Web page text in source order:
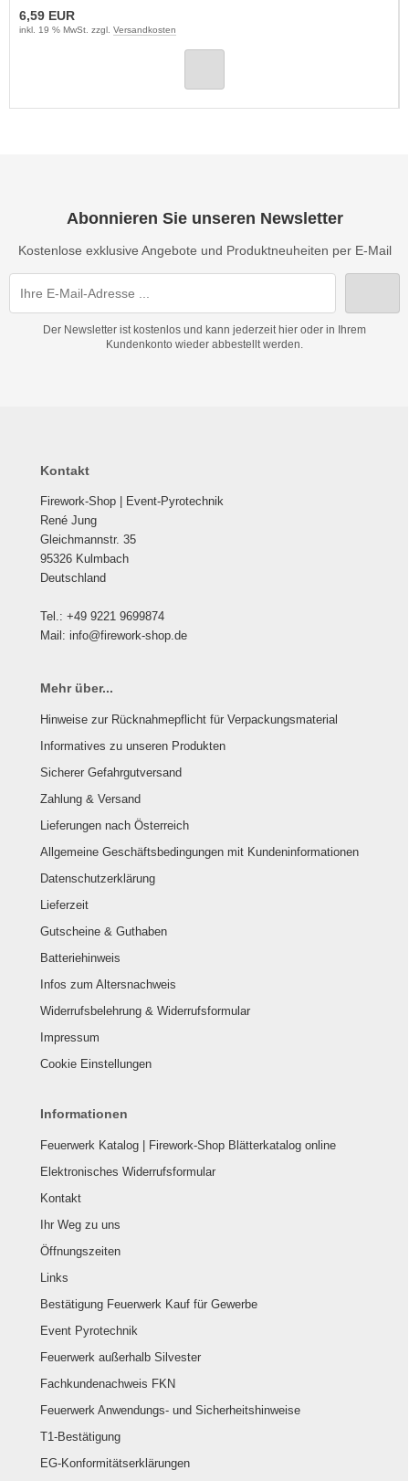
6,59 EUR
inkl. 19 % MwSt. zzgl. Versandkosten
Abonnieren Sie unseren Newsletter
Kostenlose exklusive Angebote und Produktneuheiten per E-Mail
Der Newsletter ist kostenlos und kann jederzeit hier oder in Ihrem
Kundenkonto wieder abbestellt werden.
Kontakt
Firework-Shop | Event-Pyrotechnik
René Jung
Gleichmannstr. 35
95326 Kulmbach
Deutschland
Tel.: +49 9221 9699874
Mail: info@firework-shop.de
Mehr über...
Hinweise zur Rücknahmepflicht für Verpackungsmaterial
Informatives zu unseren Produkten
Sicherer Gefahrgutversand
Zahlung & Versand
Lieferungen nach Österreich
Allgemeine Geschäftsbedingungen mit Kundeninformationen
Datenschutzerklärung
Lieferzeit
Gutscheine & Guthaben
Batteriehinweis
Infos zum Altersnachweis
Widerrufsbelehrung & Widerrufsformular
Impressum
Cookie Einstellungen
Informationen
Feuerwerk Katalog | Firework-Shop Blätterkatalog online
Elektronisches Widerrufsformular
Kontakt
Ihr Weg zu uns
Öffnungszeiten
Links
Bestätigung Feuerwerk Kauf für Gewerbe
Event Pyrotechnik
Feuerwerk außerhalb Silvester
Fachkundenachweis FKN
Feuerwerk Anwendungs- und Sicherheitshinweise
T1-Bestätigung
EG-Konformitätserklärungen